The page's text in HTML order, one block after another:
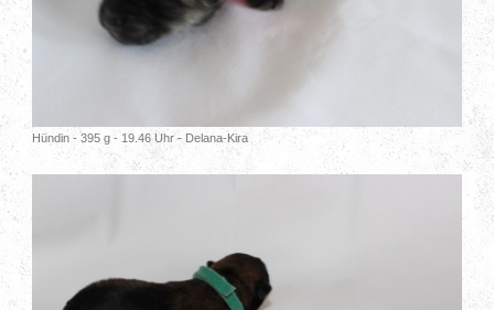
Hündin - 395 g - 19.46 Uhr - Delana-Kira